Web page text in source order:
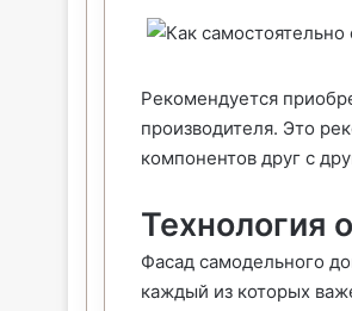
Рекомендуется
производителя. Это
компонентов друг с
Технология
Фасад самодельного
каждый из которых